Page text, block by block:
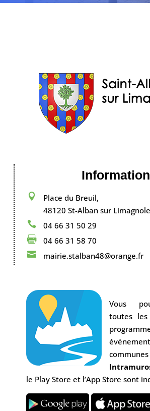

Place du Breuil,
48120 St-Alban sur Limagnole
 04 66 31 50 29
 04 66 31 58 70
 mairie.stalban48@orange.fr
Vous
toutes
le Play Store et l’App Store sont